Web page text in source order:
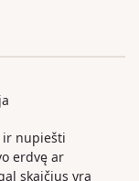
ir nupiešti
erdvę ar
skaičius yra